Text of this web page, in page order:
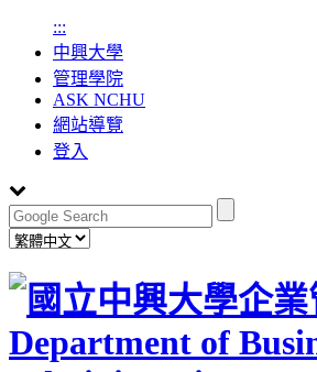
:::
中興大學
管理學院
ASK NCHU
網站導覽
登入